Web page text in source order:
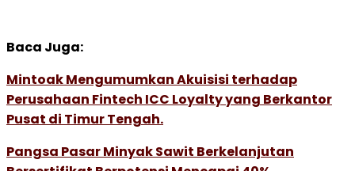
Baca Juga:
Mintoak Mengumumkan Akuisisi terhadap
Perusahaan Fintech ICC Loyalty yang Berkantor
Pusat di Timur Tengah.
Pangsa Pasar Minyak Sawit Berkelanjutan